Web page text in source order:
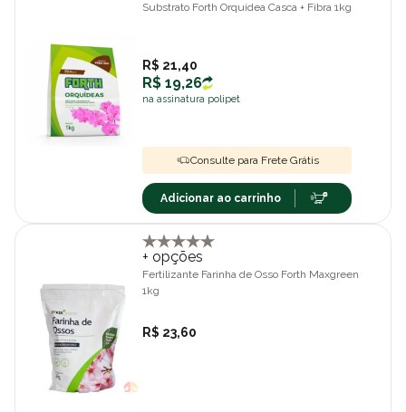
Substrato Forth Orquídea Casca + Fibra 1kg
R$ 21,40
R$ 19,26
na assinatura polipet
Consulte para Frete Grátis
Adicionar ao carrinho
+ opções
Fertilizante Farinha de Osso Forth Maxgreen
1kg
R$ 23,60